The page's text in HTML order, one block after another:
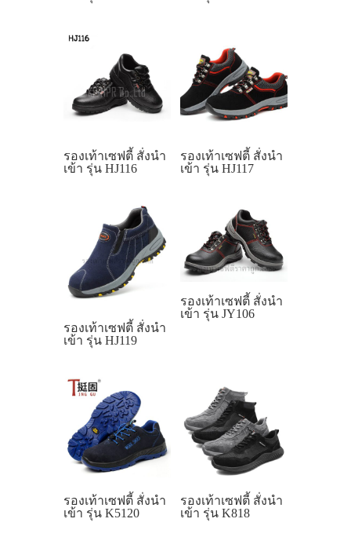
รองเท้าเซฟตี้ สั่งนำ
เข้า รุ่น HJ116
รองเท้าเซฟตี้ สั่งนำ
เข้า รุ่น HJ117
รองเท้าเซฟตี้ สั่งนำ
เข้า รุ่น HJ119
รองเท้าเซฟตี้ สั่งนำ
เข้า รุ่น JY106
รองเท้าเซฟตี้ สั่งนำ
เข้า รุ่น K5120
รองเท้าเซฟตี้ สั่งนำ
เข้า รุ่น K818